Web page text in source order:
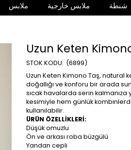
ملابس ملابس خارجية شنطة
Uzun Keten
(6899)
Uzun Keten Kimono Taş, natural
doğallığı ve konforu bir arada
sıcak havalarda serin kalmanıza
kesimiyle hem günlük
kullanılabilir.
ÜRÜN ÖZELLİKLERİ:
Düşük omuzlu
Ön ve arkası roba büzgülü
Yandan cepli